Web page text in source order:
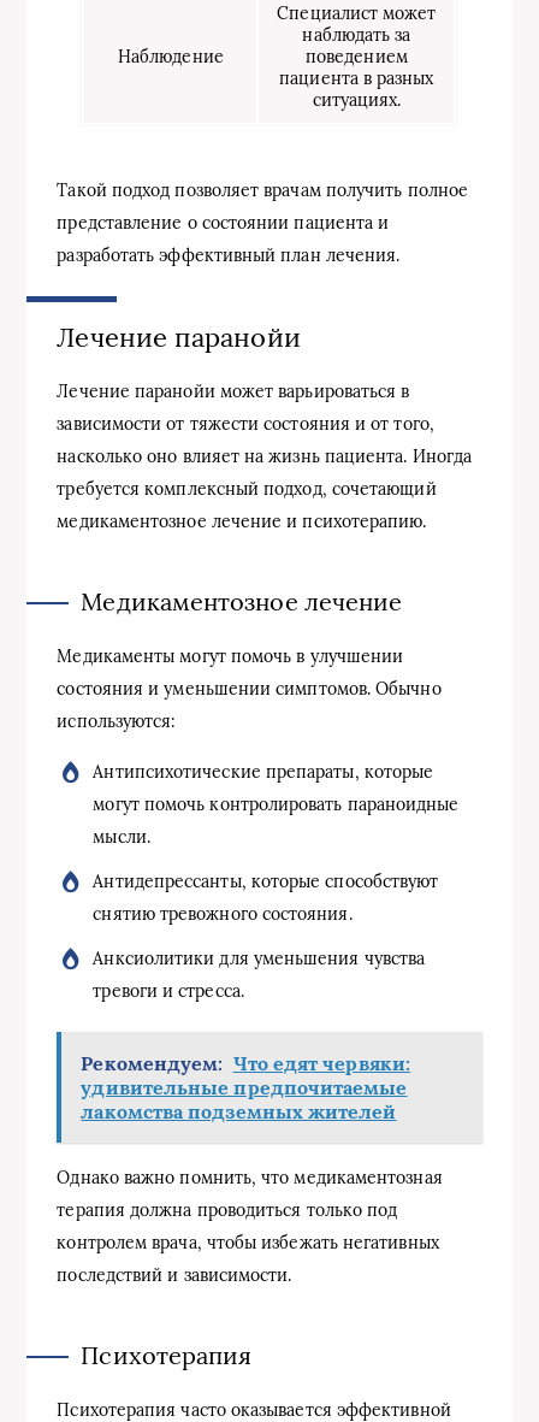
Наблюдение
Специалист может
наблюдать за
поведением
пациента в разных
ситуациях.
Такой подход позволяет врачам получить полное
представление о состоянии пациента и
разработать эффективный план лечения.
Лечение паранойи
Лечение паранойи может варьироваться в
зависимости от тяжести состояния и от того,
насколько оно влияет на жизнь пациента. Иногда
требуется комплексный подход, сочетающий
медикаментозное лечение и психотерапию.
Медикаментозное лечение
Медикаменты могут помочь в улучшении
состояния и уменьшении симптомов. Обычно
используются:
Антипсихотические препараты, которые
могут помочь контролировать параноидные
мысли.
Антидепрессанты, которые способствуют
снятию тревожного состояния.
Анксиолитики для уменьшения чувства
тревоги и стресса.
Рекомендуем: Что едят червяки:
удивительные предпочитаемые
лакомства подземных жителей
Однако важно помнить, что медикаментозная
терапия должна проводиться только под
контролем врача, чтобы избежать негативных
последствий и зависимости.
Психотерапия
Психотерапия часто оказывается эффективной